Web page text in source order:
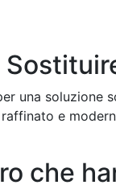
una
e
che